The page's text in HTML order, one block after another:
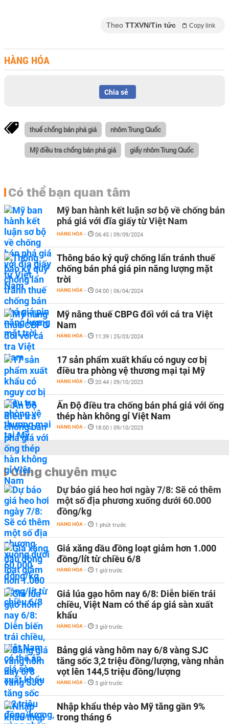
Theo TTXVN/Tin tức Copy link
HÀNG HÓA
Chia sẻ
thuế chống bán phá giá nhôm Trung Quốc
Mỹ điều tra chống bán phá giá giấy nhôm Trung Quốc
Có thể bạn quan tâm
Mỹ ban hành kết luận sơ bộ về chống bán
phá giá với đĩa giấy từ Việt Nam
HÀNG HÓA - 06:45 | 09/09/2024
Thông báo ký quỹ chống lẩn tránh thuế
chống bán phá giá pin năng lượng mặt
trời
HÀNG HÓA - 04:00 | 06/04/2024
Mỹ nâng thuế CBPG đối với cá tra Việt
Nam
HÀNG HÓA - 11:39 | 25/03/2024
17 sản phẩm xuất khẩu có nguy cơ bị
điều tra phòng vệ thương mại tại Mỹ
HÀNG HÓA - 20:44 | 09/10/2023
Ấn Độ điều tra chống bán phá giá với ống
thép hàn không gỉ Việt Nam
HÀNG HÓA - 18:00 | 09/10/2023
Cùng chuyên mục
Dự báo giá heo hơi ngày 7/8: Sẽ có thêm
một số địa phương xuống dưới 60.000
đồng/kg
HÀNG HÓA - 1 phút trước
Giá xăng dầu đồng loạt giảm hơn 1.000
đồng/lít từ chiều 6/8
HÀNG HÓA - 1 giờ trước
Giá lúa gạo hôm nay 6/8: Diễn biến trái
chiều, Việt Nam có thể áp giá sàn xuất
khẩu
HÀNG HÓA - 3 giờ trước
Bảng giá vàng hôm nay 6/8 vàng SJC
tăng sốc 3,2 triệu đồng/lượng, vàng nhẫn
vọt lên 144,5 triệu đồng/lượng
HÀNG HÓA - 3 giờ trước
Nhập khẩu thép vào Mỹ tăng gần 9%
trong tháng 6